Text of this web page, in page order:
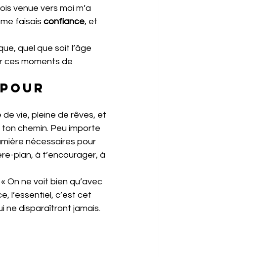
venue vers moi m’a
faisais confiance, et
quel que soit l’âge
ces moments de
de vie, pleine de rêves, et
chemin. Peu importe
nécessaires pour
plan, à t’encourager, à
On ne voit bien qu’avec
l’essentiel, c’est cet
ne disparaîtront jamais.